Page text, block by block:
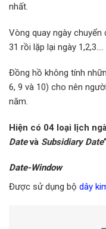
nhất.
Vòng quay ngày chuyển
31 rồi lặp lại ngày 1,2,3….
Đồng hồ không tính
6, 9 và 10) cho nên
năm.
Hiện có 04 loại lịch
Datevà Subsidiary Date
Date-Window
Được sử dụng bộ dây